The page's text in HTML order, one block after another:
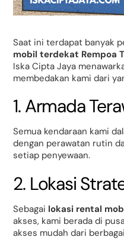
Saat ini terdapat banyak
mobil terdekat Rempoa
Iska Cipta Jaya
membedakan kami dari
1. Armada
Semua kendaraan kami
dengan perawatan rutin
setiap penyewaan.
2. Lokasi
Sebagai lokasi rental
akses, kami berada di
akses mudah dari